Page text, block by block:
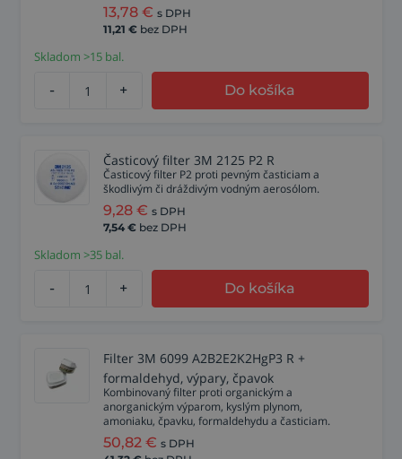
13,78 € s DPH
11,21 € bez DPH
Skladom >15 bal.
- + Do košíka
Časticový filter 3M 2125 P2 R
Časticový filter P2 proti pevným časticiam a
škodlivým či dráždivým vodným aerosólom.
9,28 € s DPH
7,54 € bez DPH
Skladom >35 bal.
- + Do košíka
Filter 3M 6099 A2B2E2K2HgP3 R +
formaldehyd, výpary, čpavok
Kombinovaný filter proti organickým a
anorganickým výparom, kyslým plynom,
amoniaku, čpavku, formaldehydu a časticiam.
50,82 € s DPH